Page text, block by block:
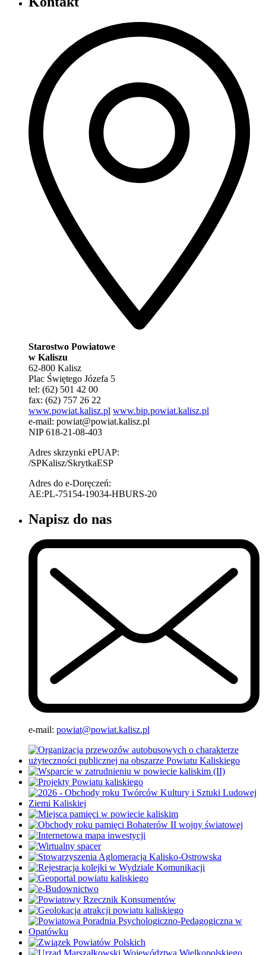
Starostwo Powiatowe
w Kaliszu
62-800 Kalisz
Plac Świętego Józefa 5
tel: (62) 501 42 00
fax: (62) 757 26 22
www.powiat.kalisz.pl www.bip.powiat.kalisz.pl
e-mail: powiat@powiat.kalisz.pl
NIP 618-21-08-403
Adres skrzynki ePUAP:
/SPKalisz/SkrytkaESP
Adres do e-Doręczeń:
AE:PL-75154-19034-HBURS-20
Napisz do nas
e-mail: powiat@powiat.kalisz.pl